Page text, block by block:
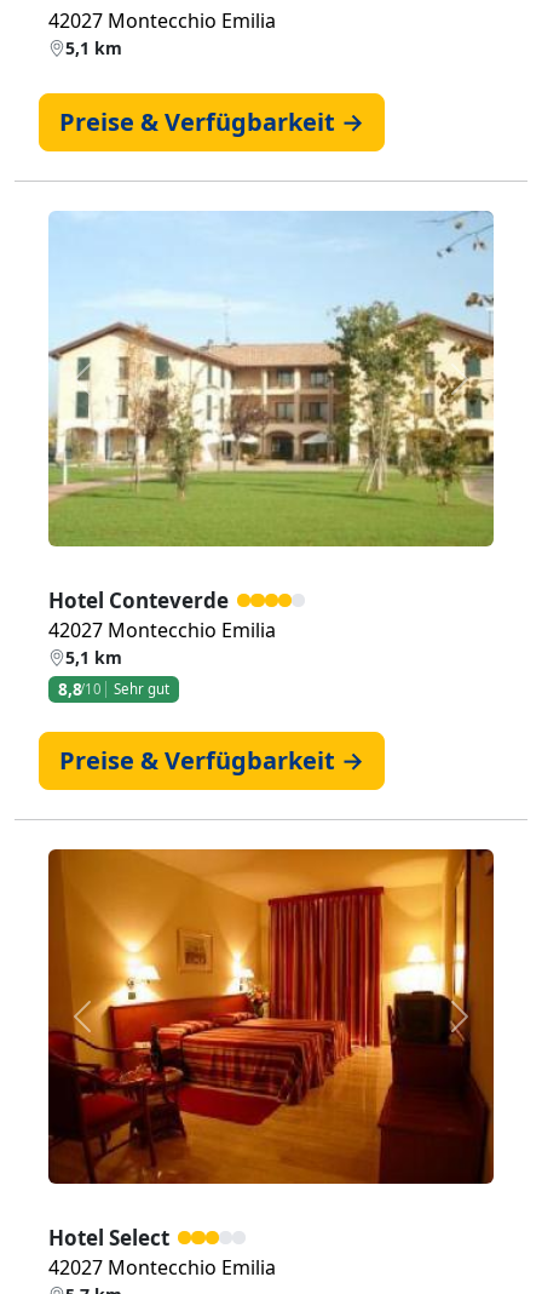
42027 Montecchio Emilia
5,1 km
Preise & Verfügbarkeit →
Zurück Weiter
Hotel Conteverde
42027 Montecchio Emilia
5,1 km
8,8/10 Sehr gut
Preise & Verfügbarkeit →
Zurück Weiter
Hotel Select
42027 Montecchio Emilia